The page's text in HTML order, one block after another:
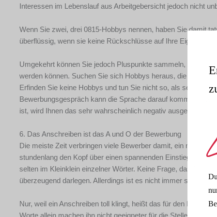
Interessen im Lebenslauf aus Arbeitgebersicht jedoch nicht
Wenn Sie zwei, drei 0815-Hobbys nennen, haben Sie damit
überflüssig, wenn sie keine Rückschlüsse auf Ihre Eignung für
Umgekehrt können Sie jedoch Pluspunkte sammeln, wenn
werden können. Suchen Sie sich Hobbys heraus, die etwas
Erfinden Sie keine Hobbys und tun Sie nicht so, als sei Ihnen
Bewerbungsgespräch kann die Sprache darauf kommen –
ist, wird Ihnen das sehr wahrscheinlich negativ ausgelegt.
6. Das Anschreiben ist das A und O der Bewerbung
Die meiste Zeit verbringen viele Bewerber damit, ein
stundenlang den Kopf über einen spannenden Einstieg, den
selten im Kleinklein einzelner Wörter. Keine Frage, das
überzeugend darlegen. Allerdings ist es nicht immer so
Nur, weil ein Anschreiben toll klingt, heißt das für den
Worte allein machen ihn nicht geeigneter für die Stelle als er